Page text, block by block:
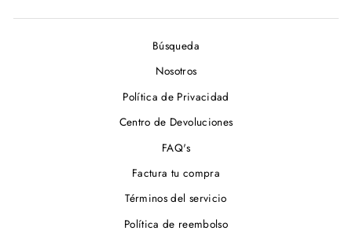
Búsqueda
Nosotros
Política de Privacidad
Centro de Devoluciones
FAQ's
Factura tu compra
Términos del servicio
Política de reembolso